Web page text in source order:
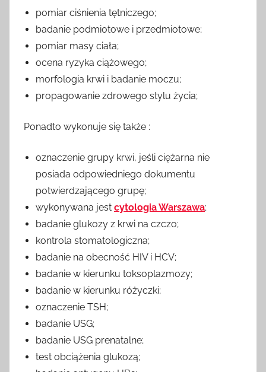
pomiar ciśnienia tętniczego;
badanie podmiotowe i przedmiotowe;
pomiar masy ciała;
ocena ryzyka ciążowego;
morfologia krwi i badanie moczu;
propagowanie zdrowego stylu życia;
Ponadto wykonuje się także :
oznaczenie grupy krwi, jeśli ciężarna nie
posiada odpowiedniego dokumentu
potwierdzającego grupę;
wykonywana jest cytologia Warszawa;
badanie glukozy z krwi na czczo;
kontrola stomatologiczna;
badanie na obecność HIV i HCV;
badanie w kierunku toksoplazmozy;
badanie w kierunku różyczki;
oznaczenie TSH;
badanie USG;
badanie USG prenatalne;
test obciążenia glukozą;